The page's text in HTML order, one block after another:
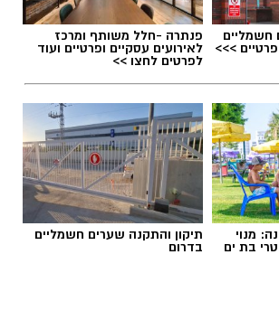
כי הם מחפשים מועמד או מועמדת
, חומרים מסוכנים
מרכז
חשמליים
>>>
פנתרה -חלל משותף ומרכז
לאירועים עסקיים ופרטיים ועוד
לפרטים לחצו >>
מנוי
בת ים
תיקון והתקנה שערים חשמליים
בדרום